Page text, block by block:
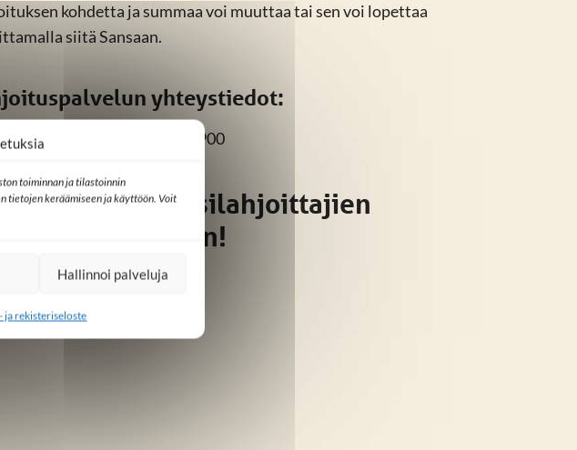
toiminnan ja tilastoinnin
tietojen keräämiseen ja käyttöön. Voit
Hallinnoi palveluja
ja rekisteriseloste
kohdetta ja summaa voi muuttaa tai sen voi lopettaa
siitä Sansaan.
yhteystiedot:
/ p. 050 327 3900
kuukausilahjoittajien
joukkoon!